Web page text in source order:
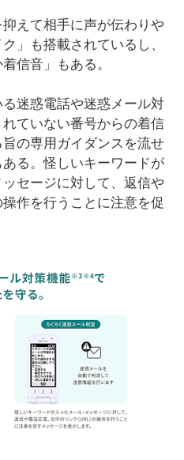
えて相手に声が伝わりや
」も搭載されているし、
信音」もある。
迷惑電話や迷惑メール対
ていない番号からの着信
の専用ガイダンスを流せ
る。怪しいキーワードが
セージに対して、返信や
作を行うことに注意を促